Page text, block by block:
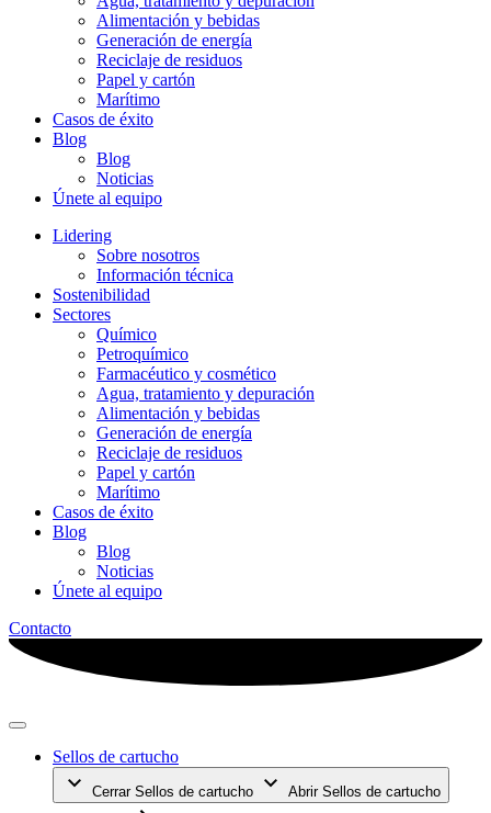
Alimentación y bebidas
Generación de energía
Reciclaje de residuos
Papel y cartón
Marítimo
Casos de éxito
Blog
Blog
Noticias
Únete al equipo
Lidering
Sobre nosotros
Información técnica
Sostenibilidad
Sectores
Químico
Petroquímico
Farmacéutico y cosmético
Agua, tratamiento y depuración
Alimentación y bebidas
Generación de energía
Reciclaje de residuos
Papel y cartón
Marítimo
Casos de éxito
Blog
Blog
Noticias
Únete al equipo
Contacto
Sellos de cartucho
Cerrar Sellos de cartucho Abrir Sellos de cartucho